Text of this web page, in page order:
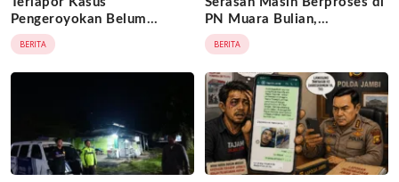
Pengeroyokan Belum
Diperiksa, Korban Adukan
Penyidik ke Wasidik Polda
Jambi
BERITA
PN Muara Bulian,
Penggugat Minta Kepastian
Hukum atas Kepemilikan
Objek Tanah
BERITA